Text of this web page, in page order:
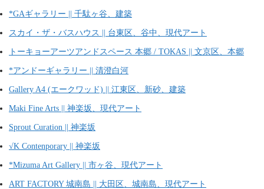
*GAギャラリー || 千駄ヶ谷、建築
スカイ・ザ・バスハウス || 台東区、谷中、現代アート
トーキョーアーツアンドスペース 本郷 / TOKAS || 文京区、本郷
*アンドーギャラリー || 清澄白河
Gallery A4 (エークワッド) || 江東区、新砂、建築
Maki Fine Arts || 神楽坂、現代アート
Sprout Curation || 神楽坂
√K Contenporary || 神楽坂
*Mizuma Art Gallery || 市ヶ谷、現代アート
ART FACTORY 城南島 || 大田区、城南島、現代アート